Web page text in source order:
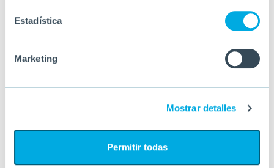
Estadística
Marketing
Mostrar detalles
Permitir todas